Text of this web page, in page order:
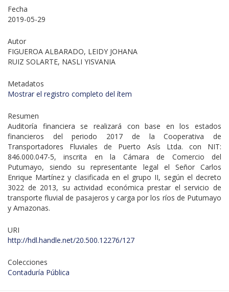
Fecha
2019-05-29
Autor
FIGUEROA ALBARADO, LEIDY JOHANA
RUIZ SOLARTE, NASLI YISVANIA
Metadatos
Mostrar el registro completo del ítem
Resumen
Auditoría financiera se realizará con base en los estados
financieros del periodo 2017 de la Cooperativa de
Transportadores Fluviales de Puerto Asís Ltda. con NIT:
846.000.047-5, inscrita en la Cámara de Comercio del
Putumayo, siendo su representante legal el Señor Carlos
Enrique Martínez y clasificada en el grupo II, según el decreto
3022 de 2013, su actividad económica prestar el servicio de
transporte fluvial de pasajeros y carga por los ríos de Putumayo
y Amazonas.
URI
http://hdl.handle.net/20.500.12276/127
Colecciones
Contaduría Pública